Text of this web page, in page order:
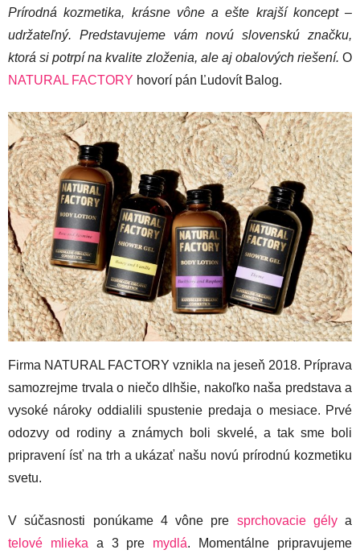
Prírodná kozmetika, krásne vône a ešte krajší koncept –
udržateľný. Predstavujeme vám novú slovenskú značku,
ktorá si potrpí na kvalite zloženia, ale aj obalových riešení. O
NATURAL FACTORY hovorí pán Ľudovít Balog.
Firma NATURAL FACTORY vznikla na jeseň 2018. Príprava
samozrejme trvala o niečo dlhšie, nakoľko naša predstava a
vysoké nároky oddialili spustenie predaja o mesiace. Prvé
odozvy od rodiny a známych boli skvelé, a tak sme boli
pripravení ísť na trh a ukázať našu novú prírodnú kozmetiku
svetu.
V súčasnosti ponúkame 4 vône pre sprchovacie gélya
telové mlieka a 3 pre mydlá. Momentálne pripravujeme